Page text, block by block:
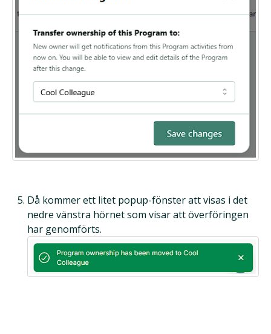
Då kommer ett litet popup-fönster att visas i det
nedre vänstra hörnet som visar att överföringen
har genomförts.